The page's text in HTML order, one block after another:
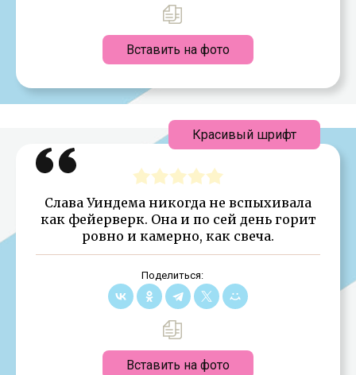
Вставить на фото
Слава Уиндема никогда не вспыхивала
как фейерверк. Она и по сей день горит
ровно и камерно, как свеча.
Поделиться:
Вставить на фото
Красивый шрифт